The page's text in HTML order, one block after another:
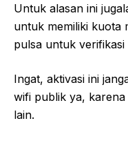
Untuk alasan ini
untuk memiliki kuota
pulsa untuk verifikasi
Ingat, aktivasi ini
wifi publik ya,
lain.